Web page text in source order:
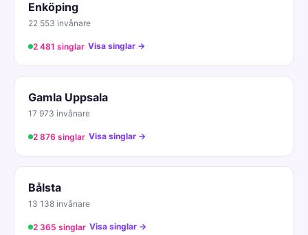
Enköping
22 553 invånare
2 481 singlar Visa singlar →
Gamla Uppsala
17 973 invånare
2 876 singlar Visa singlar →
Bålsta
13 138 invånare
2 365 singlar Visa singlar →